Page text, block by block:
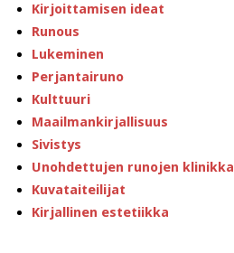
Kirjoittamisen ideat
Runous
Lukeminen
Perjantairuno
Kulttuuri
Maailmankirjallisuus
Sivistys
Unohdettujen runojen klinikka
Kuvataiteilijat
Kirjallinen estetiikka